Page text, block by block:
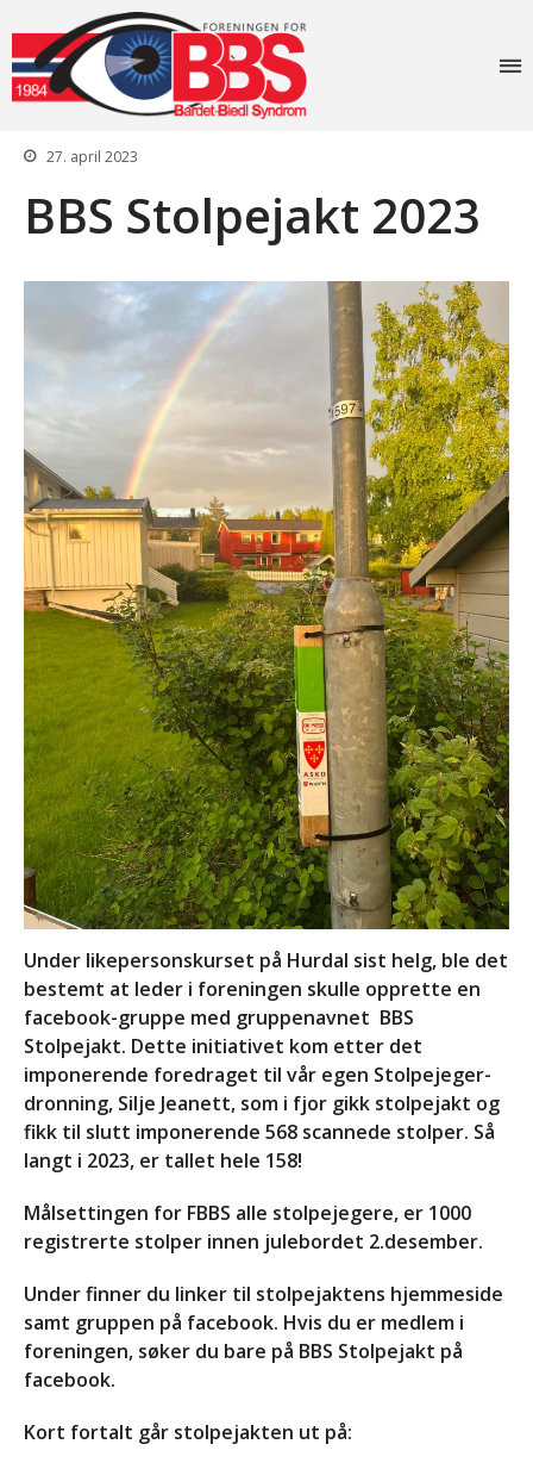
Forside
Aktiviteter
Lovverk og søknader
Diagnosen
Rettigheter: Grunnstønad –
Synshjelpemidler – Lese og
sekretærhjelp – Briller +
mye mer
Senter for sjeldne
diagnoser (SSD)
Likeperson
Om oss
Foreningen
Bli medlem
Kontakt
Facebook
INVITASJON TIL
AKTIVITETSTREFF
11.-13.SEPTEMBER 2026
Informasjon om kurs: Å leve
med en sjelden diagnose
(18+)
Endelig program for
Likepersonskurset
kommende helg!
Datoer for likepersonskurs
og aktivitetstreff i 2028 og
2029
God påske!
og Mestringssenter
september 11 @ 17:00
27. april 2023
BBS Stolpejakt 2023
Under likepersonskurset på Hurdal sist helg, ble det
bestemt at leder i foreningen skulle opprette en
facebook-gruppe med gruppenavnet BBS
Stolpejakt. Dette initiativet kom etter det
imponerende foredraget til vår egen Stolpejeger-
dronning, Silje Jeanett, som i fjor gikk stolpejakt og
fikk til slutt imponerende 568 scannede stolper. Så
langt i 2023, er tallet hele 158!
Målsettingen for FBBS alle stolpejegere, er 1000
registrerte stolper innen julebordet 2.desember.
Under finner du linker til stolpejaktens hjemmeside
samt gruppen på facebook. Hvis du er medlem i
foreningen, søker du bare på BBS Stolpejakt på
facebook.
Kort fortalt går stolpejakten ut på: